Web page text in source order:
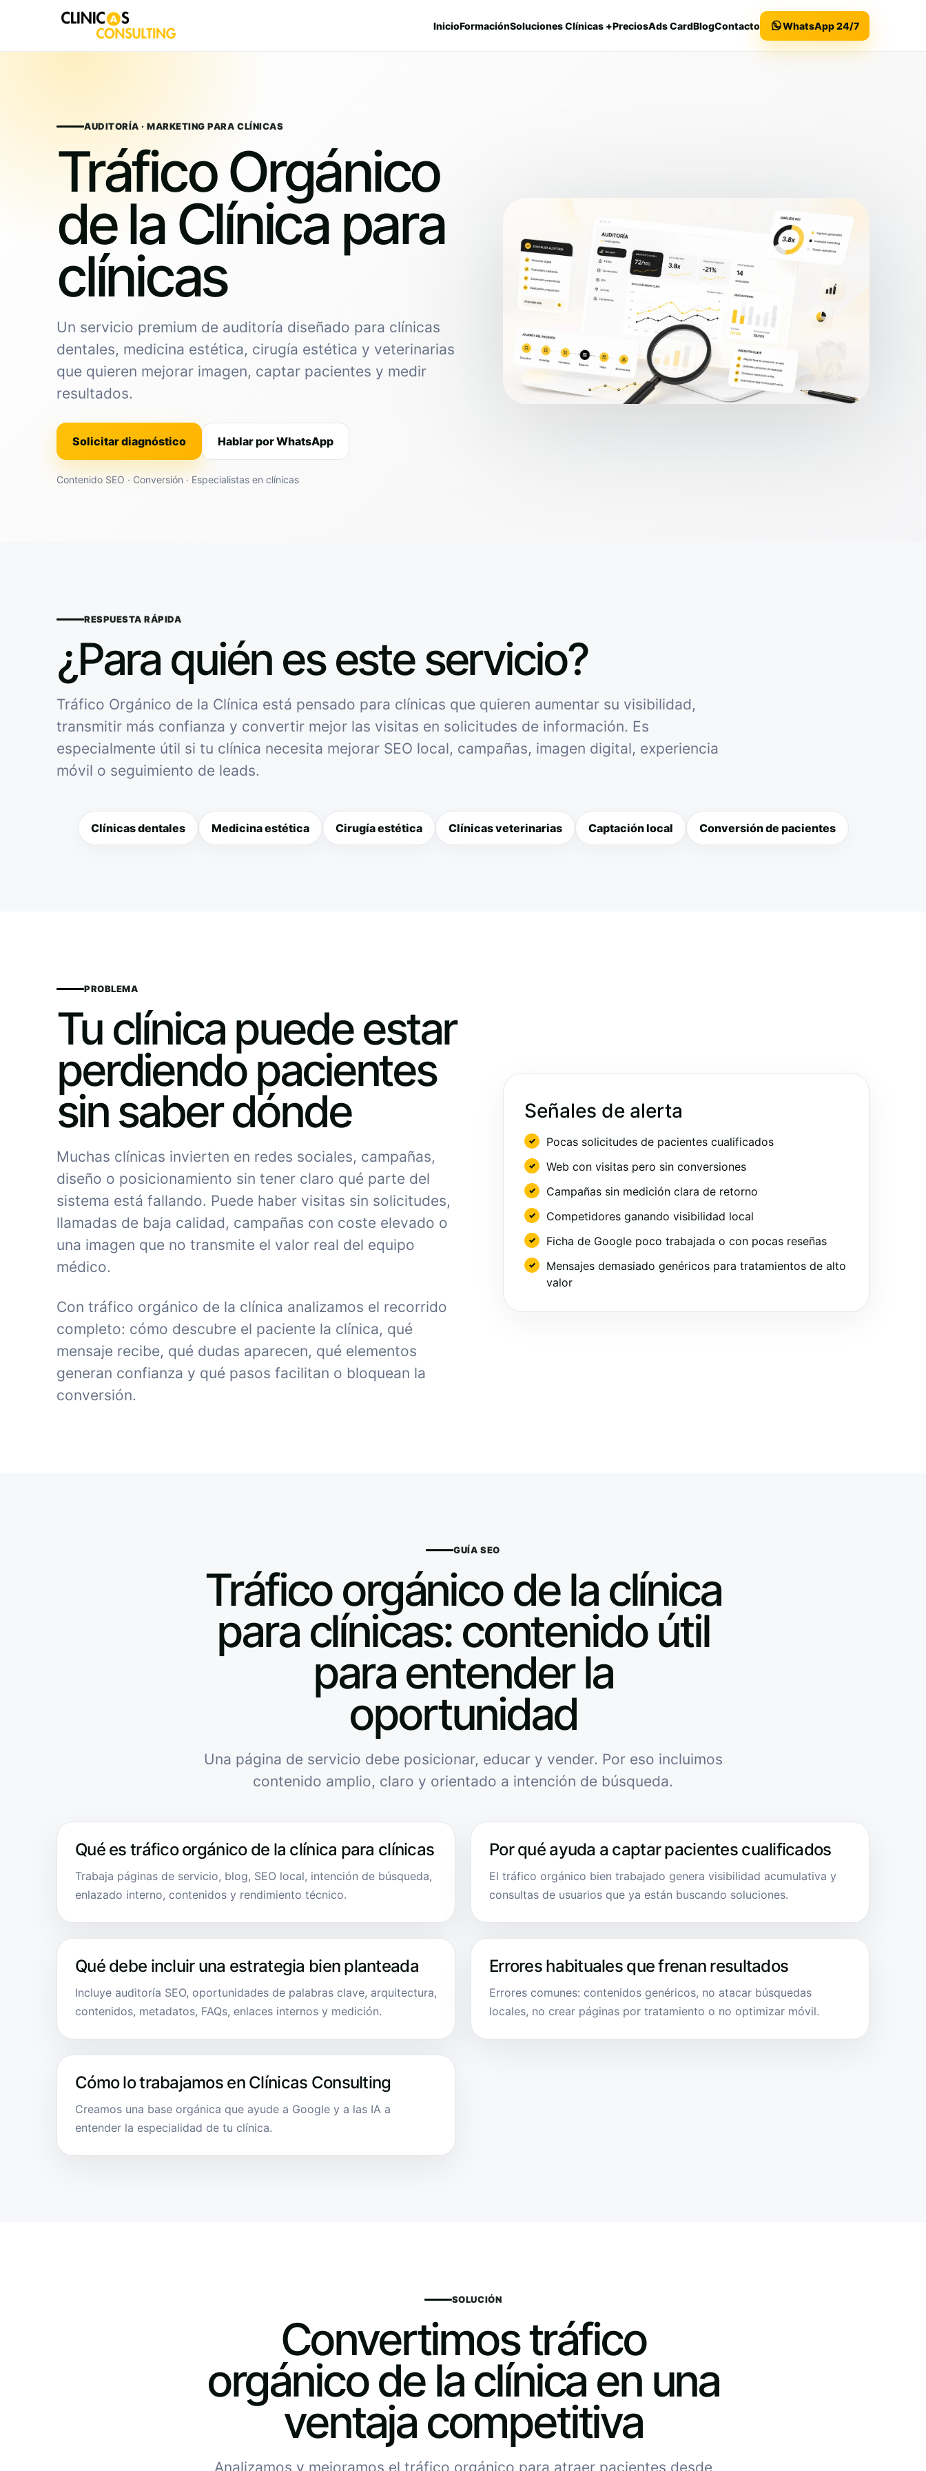
InicioFormaciónSoluciones Clínicas +PreciosAds CardBlogContacto WhatsApp 24/7
AUDITORÍA · MARKETING PARA CLÍNICAS
Tráfico Orgánico
de la Clínica para
clínicas
Un servicio premium de auditoría diseñado para clínicas
dentales, medicina estética, cirugía estética y veterinarias
que quieren mejorar imagen, captar pacientes y medir
resultados.
Solicitar diagnóstico Hablar por WhatsApp
Contenido SEO · Conversión · Especialistas en clínicas
RESPUESTA RÁPIDA
¿Para quién es este servicio?
Tráfico Orgánico de la Clínica está pensado para clínicas que quieren aumentar su visibilidad,
transmitir más confianza y convertir mejor las visitas en solicitudes de información. Es
especialmente útil si tu clínica necesita mejorar SEO local, campañas, imagen digital, experiencia
móvil o seguimiento de leads.
Clínicas dentales Medicina estética Cirugía estética Clínicas veterinarias Captación local Conversión de pacientes
PROBLEMA
Tu clínica puede estar
perdiendo pacientes
sin saber dónde
Muchas clínicas invierten en redes sociales, campañas,
diseño o posicionamiento sin tener claro qué parte del
sistema está fallando. Puede haber visitas sin solicitudes,
llamadas de baja calidad, campañas con coste elevado o
una imagen que no transmite el valor real del equipo
médico.
Con tráfico orgánico de la clínica analizamos el recorrido
completo: cómo descubre el paciente la clínica, qué
mensaje recibe, qué dudas aparecen, qué elementos
generan confianza y qué pasos facilitan o bloquean la
conversión.
Señales de alerta
Pocas solicitudes de pacientes cualificados
Web con visitas pero sin conversiones
Campañas sin medición clara de retorno
Competidores ganando visibilidad local
Ficha de Google poco trabajada o con pocas reseñas
Mensajes demasiado genéricos para tratamientos de alto
valor
GUÍA SEO
Tráfico orgánico de la clínica
para clínicas: contenido útil
para entender la
oportunidad
Una página de servicio debe posicionar, educar y vender. Por eso incluimos
contenido amplio, claro y orientado a intención de búsqueda.
Qué es tráfico orgánico de la clínica para clínicas
Trabaja páginas de servicio, blog, SEO local, intención de búsqueda,
enlazado interno, contenidos y rendimiento técnico.
Por qué ayuda a captar pacientes cualificados
El tráfico orgánico bien trabajado genera visibilidad acumulativa y
consultas de usuarios que ya están buscando soluciones.
Qué debe incluir una estrategia bien planteada
Incluye auditoría SEO, oportunidades de palabras clave, arquitectura,
contenidos, metadatos, FAQs, enlaces internos y medición.
Errores habituales que frenan resultados
Errores comunes: contenidos genéricos, no atacar búsquedas
locales, no crear páginas por tratamiento o no optimizar móvil.
Cómo lo trabajamos en Clínicas Consulting
Creamos una base orgánica que ayude a Google y a las IA a
entender la especialidad de tu clínica.
SOLUCIÓN
Convertimos tráfico
orgánico de la clínica en una
ventaja competitiva
Analizamos y mejoramos el tráfico orgánico para atraer pacientes desde